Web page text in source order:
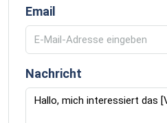
Email
Nachricht